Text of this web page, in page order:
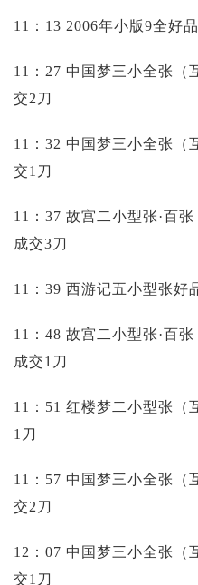
11：13 2006年小版9全好
11：27 中国梦三小全张（
交2刀
11：32 中国梦三小全张（
交1刀
11：37 故宫二小型张·百
成交3刀
11：39 西游记五小型张好
11：48 故宫二小型张·百
成交1刀
11：51 红楼梦二小型张（
1刀
11：57 中国梦三小全张（
交2刀
12：07 中国梦三小全张（
交1刀